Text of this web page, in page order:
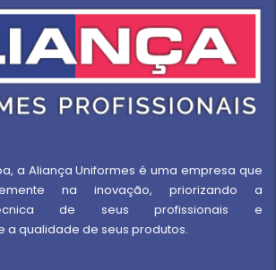
a Aliança Uniformes é uma empresa que
na inovação, priorizando a
de seus profissionais e
a qualidade de seus produtos.